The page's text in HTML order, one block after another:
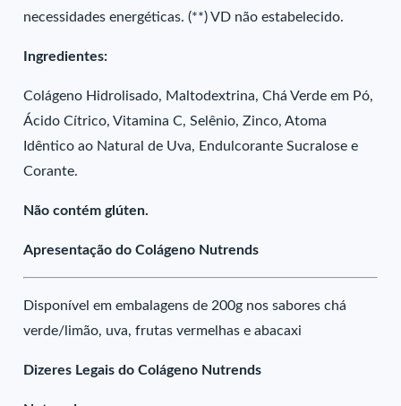
necessidades energéticas. (**) VD não estabelecido.
Ingredientes:
Colágeno Hidrolisado, Maltodextrina, Chá Verde em Pó,
Ácido Cítrico, Vitamina C, Selênio, Zinco, Atoma
Idêntico ao Natural de Uva, Endulcorante Sucralose e
Corante.
Não contém glúten.
Apresentação do Colágeno Nutrends
Disponível em embalagens de 200g nos sabores chá
verde/limão, uva, frutas vermelhas e abacaxi
Dizeres Legais do Colágeno Nutrends